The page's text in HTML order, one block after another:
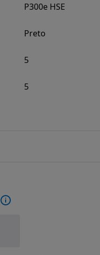
P300e HSE
Preto
5
5